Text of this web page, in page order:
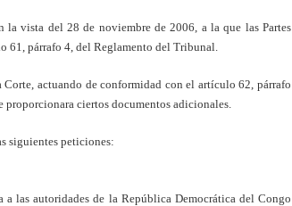
vista del 28 de noviembre de 2006, a la que las Partes
61, párrafo 4, del Reglamento del Tribunal.
actuando de conformidad con el artículo 62, párrafo
ciertos documentos adicionales.
siguientes peticiones:
las autoridades de la República Democrática del Congo